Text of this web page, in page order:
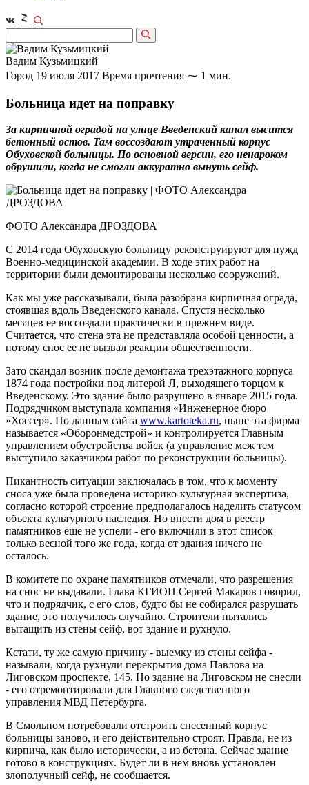
Вадим Кузьмицкий
Город 19 июля 2017 Время прочтения ⁓ 1 мин.
Больница идет на поправку
За кирпичной оградой на улице Введенский канал высится
бетонный остов. Там воссоздают утраченный корпус
Обуховской больницы. По основной версии, его ненароком
обрушили, когда не смогли аккуратно вынуть сейф.
ФОТО Александра ДРОЗДОВА
С 2014 года Обуховскую больницу реконструируют для нужд
Военно-медицинской академии. В ходе этих работ на
территории были демонтированы несколько сооружений.
Как мы уже рассказывали, была разобрана кирпичная ограда,
стоявшая вдоль Введенского канала. Спустя несколько
месяцев ее воссоздали практически в прежнем виде.
Считается, что стена эта не представляла особой ценности, а
потому снос ее не вызвал реакции общественности.
Зато скандал возник после демонтажа трехэтажного корпуса
1874 года постройки под литерой Л, выходящего торцом к
Введенскому. Это здание было разрушено в январе 2015 года.
Подрядчиком выступала компания «Инженерное бюро
«Хоссер». По данным сайта www.kartoteka.ru, ныне эта фирма
называется «Оборонмедстрой» и контролируется Главным
управлением обустройства войск (а управление меж тем
выступило заказчиком работ по реконструкции больницы).
Пикантность ситуации заключалась в том, что к моменту
сноса уже была проведена историко-культурная экспертиза,
согласно которой строение предполагалось наделить статусом
объекта культурного наследия. Но внести дом в реестр
памятников еще не успели - его включили в этот список
только весной того же года, когда от здания ничего не
осталось.
В комитете по охране памятников отмечали, что разрешения
на снос не выдавали. Глава КГИОП Сергей Макаров говорил,
что и подрядчик, с его слов, будто бы не собирался разрушать
здание, это получилось случайно. Строители пытались
вытащить из стены сейф, вот здание и рухнуло.
Кстати, ту же самую причину - выемку из стены сейфа -
называли, когда рухнули перекрытия дома Павлова на
Лиговском проспекте, 145. Но здание на Лиговском не снесли
- его отремонтировали для Главного следственного
управления МВД Петербурга.
В Смольном потребовали отстроить снесенный корпус
больницы заново, и его действительно строят. Правда, не из
кирпича, как было исторически, а из бетона. Сейчас здание
готово в конструкциях. Будет ли в нем вновь установлен
злополучный сейф, не сообщается.